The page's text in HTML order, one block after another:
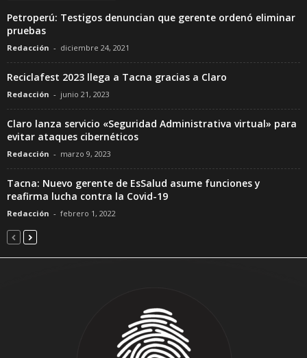
Petroperú: Testigos denuncian que gerente ordenó eliminar
pruebas
Redacción - diciembre 24, 2021
Reciclafest 2023 llega a Tacna gracias a Claro
Redacción - junio 21, 2023
Claro lanza servicio «Seguridad Administrativa virtual» para
evitar ataques cibernéticos
Redacción - marzo 9, 2023
Tacna: Nuevo gerente de EsSalud asume funciones y
reafirma lucha contra la Covid-19
Redacción - febrero 1, 2022